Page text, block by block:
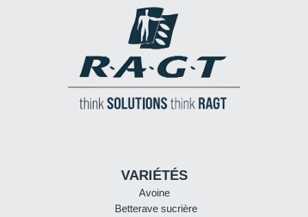
VARIÉTÉS
Avoine
Betterave sucrière